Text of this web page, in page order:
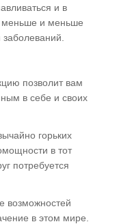
и в
и меньше
позволит вам
в себе и своих
горьких
в тот
потребуется
возможностей
в этом мире.